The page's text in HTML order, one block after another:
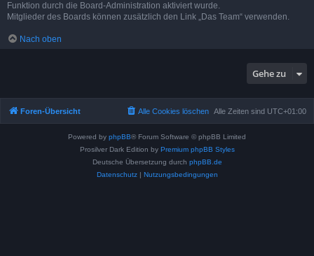
Funktion durch die Board-Administration aktiviert wurde.
Mitglieder des Boards können zusätzlich den Link „Das Team“ verwenden.
Nach oben
Gehe zu
Foren-Übersicht Alle Zeiten sind UTC+01:00
Alle Cookies löschen
Powered by phpBB® Forum Software © phpBB Limited
Prosilver Dark Edition by Premium phpBB Styles
Deutsche Übersetzung durch phpBB.de
Datenschutz| Nutzungsbedingungen